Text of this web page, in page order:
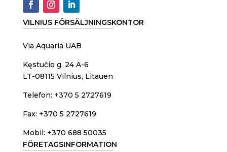
VILNIUS FÖRSÄLJNINGSKONTOR
Via Aquaria UAB
Kęstučio g. 24 A-6
LT-08115 Vilnius, Litauen
Telefon: +370 5 2727619
Fax: +370 5 2727619
Mobil: +370 688 50035
FÖRETAGSINFORMATION